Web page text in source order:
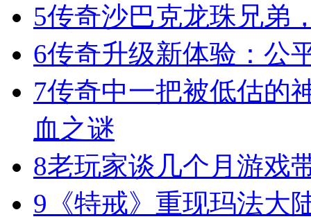
5传奇沙巴克龙珠兄弟
6传奇升级新体验：公
7传奇中一把被低估的
血之谜
8老玩家谈几个月游戏
9 《特戒》重现玛法大